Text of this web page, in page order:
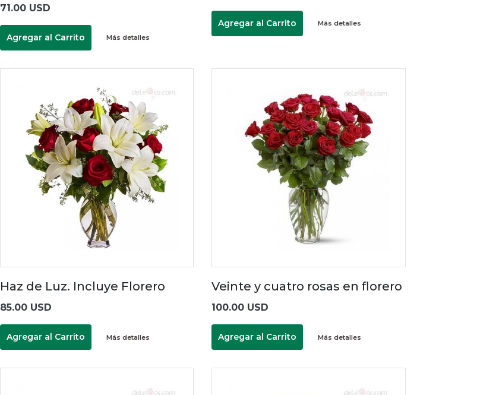
71.00 USD
Agregar al Carrito Más detalles
Agregar al Carrito Más detalles
Haz de Luz. Incluye Florero
85.00 USD
Agregar al Carrito Más detalles
Veinte y cuatro rosas en florero
100.00 USD
Agregar al Carrito Más detalles